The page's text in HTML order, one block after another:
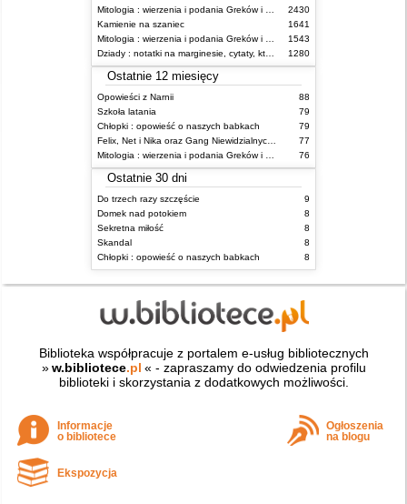
2430
Kamienie na szaniec
1641
1543
1280
Ostatnie 12 miesięcy
Opowieści z Narnii
88
Szkoła latania
79
Chłopki : opowieść o naszych babkach
79
77
76
Ostatnie 30 dni
Do trzech razy szczęście
9
Domek nad potokiem
8
Sekretna miłość
8
Skandal
8
Chłopki : opowieść o naszych babkach
8
Biblioteka współpracuje z portalem e-usług bibliotecznych
» w.bibliotece.pl « - zapraszamy do odwiedzenia profilu
biblioteki i skorzystania z dodatkowych możliwości.
Informacje
o bibliotece
Ogłoszenia
na blogu
Ekspozycja